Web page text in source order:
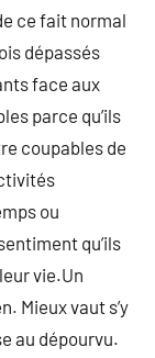
ce fait normal
dépassés
face aux
parce qu’ils
coupables de
ou
qu’ils
vie.Un
Mieux vaut s’y
au dépourvu.